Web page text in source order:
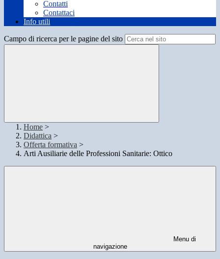
Contatti
Contattaci
Info utili
Campo di ricerca per le pagine del sito
Home >
Didattica >
Offerta formativa >
Arti Ausiliarie delle Professioni Sanitarie: Ottico
Menu di
navigazione